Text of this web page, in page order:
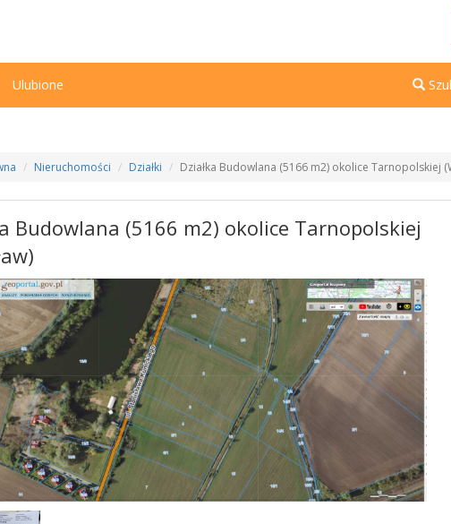
Ulubione
Nieruchomości Działki Działka Budowlana (5166 m2) okolice Tarnopolskiej
Budowlana (5166 m2) okolice Tarnopolskiej